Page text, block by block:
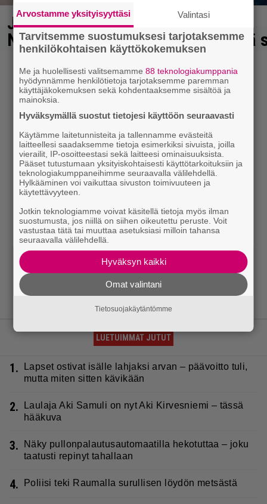
Jaakko Saariluoma ja Joonas
Nordman nokkapokkasilla – tässä
Tämä jatkuu!
30.6.2025 08:13
LUETUIMMAT JUTUT
1.
Lapset ostivat isälle lahjaksi arvan – päävoitto tuli,
mutta miten sitten kävikään
2.
Laulaja Aki Samuli on nyt Aki Kirvesniemi – tässä
hääkuva
3.
Näky pullonpalautusautomaatilla hekotuttaa – joku
taatusti repinyt tahallaan
4. Poliisi teki Raumalla surullisen löydön metsästä
Arvostamme yksityisyyttäsi Valintasi
Tarvitsemme suostumuksesi tarjotaksemme
henkilökohtaisen käyttökokemuksen
Me ja huolellisesti valitsemamme88 teknologiakumppania
hyödynnämme henkilötietoja tarjotaksemme paremman
käyttäjäkokemuksen sekä kohdentaaksemme sisältöä ja
mainoksia.
Hyväksymällä suostut tietojesi käyttöön seuraavasti
Käytämme laitetunnisteita ja tallennamme evästeitä
laitteellesi saadaksemme tietoja esimerkiksi sivuista, joilla
vierailit, IP-osoitteestasi sekä laitteesi ominaisuuksista.
Pääset tutustumaan yksityiskohtaisesti käyttötarkoituksiin ja
teknologiakumppaneihimme seuraavalla välilehdellä.
Hylkääminen voi vaikuttaa sivuston toimivuuteen ja
käytettävyyteen.
Jotkin teknologiamme voivat käsitellä tietoja myös ilman
suostumusta, jos niillä on siihen oikeutettu peruste. Voit
vastustaa tätä tai muuttaa asetuksiasi milloin tahansa
seuraavalla välilehdellä.
Hyväksyn kaikki
Omat valintani
Tietosuojakäytäntömme